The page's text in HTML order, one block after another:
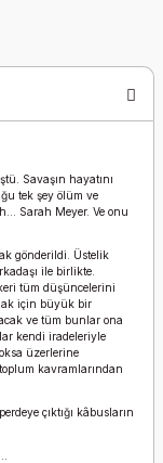
Savaşın hayatını
tek şey ölüm ve
Sarah Meyer. Ve onu
gönderildi. Üstelik
ile birlikte.
tüm düşüncelerini
için büyük bir
ve tüm bunlar ona
kendi iradeleriyle
üzerlerine
kavramlarından
çıktığı kâbusların